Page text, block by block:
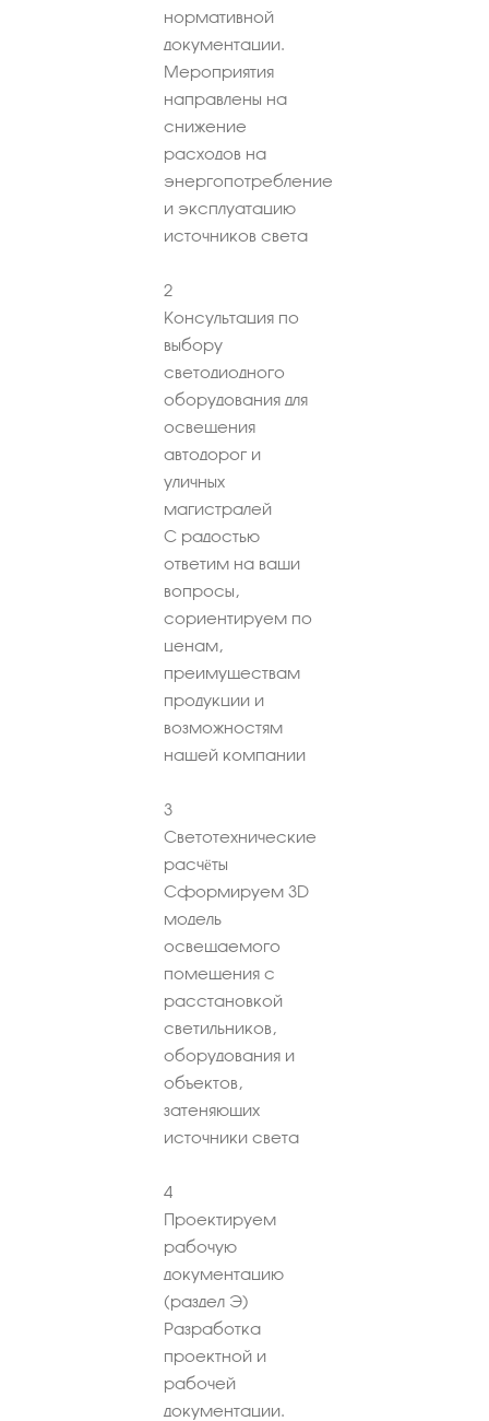
нормативной
документации.
Мероприятия
направлены на
снижение
расходов на
энергопотребление
и эксплуатацию
источников света
2
Консультация по
выбору
светодиодного
оборудования для
освещения
автодорог и
уличных
магистралей
С радостью
ответим на ваши
вопросы,
сориентируем по
ценам,
преимуществам
продукции и
возможностям
нашей компании
3
Светотехнические
расчёты
Сформируем 3D
модель
освещаемого
помещения с
расстановкой
светильников,
оборудования и
объектов,
затеняющих
источники света
4
Проектируем
рабочую
документацию
(раздел Э)
Разработка
проектной и
рабочей
документации.